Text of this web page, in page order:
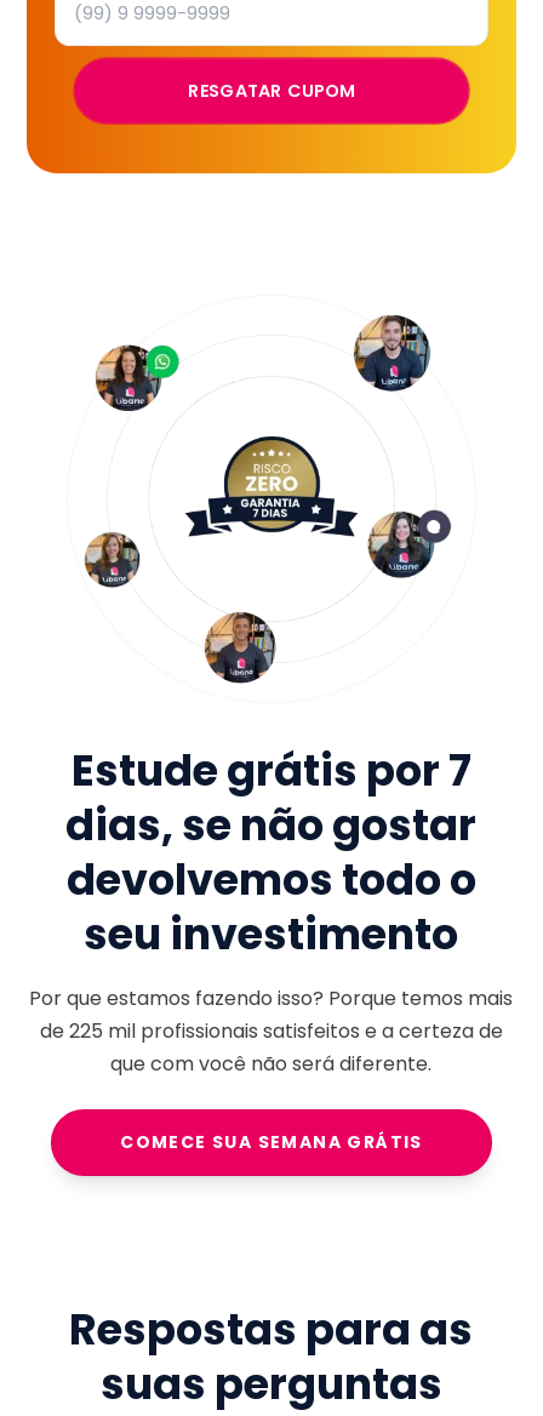
RESGATAR CUPOM
Estude grátis por 7
dias, se não gostar
devolvemos todo o
seu investimento
Por que estamos fazendo isso? Porque temos mais
de225 milprofissionais satisfeitos e a certeza de
que com você não será diferente.
COMECE SUA SEMANA GRÁTIS
Respostas para as
suas perguntas